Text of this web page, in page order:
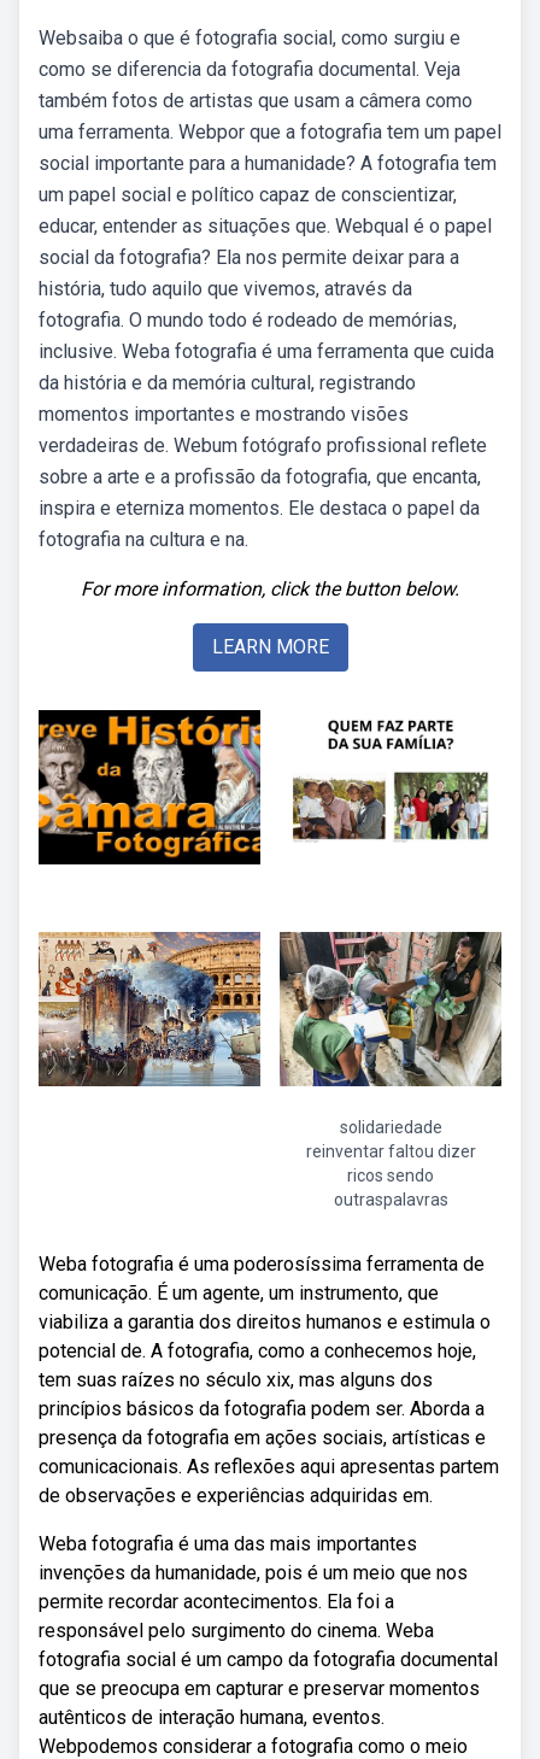
Websaiba o que é fotografia social, como surgiu e
como se diferencia da fotografia documental. Veja
também fotos de artistas que usam a câmera como
uma ferramenta. Webpor que a fotografia tem um papel
social importante para a humanidade? A fotografia tem
um papel social e político capaz de conscientizar,
educar, entender as situações que. Webqual é o papel
social da fotografia? Ela nos permite deixar para a
história, tudo aquilo que vivemos, através da
fotografia. O mundo todo é rodeado de memórias,
inclusive. Weba fotografia é uma ferramenta que cuida
da história e da memória cultural, registrando
momentos importantes e mostrando visões
verdadeiras de. Webum fotógrafo profissional reflete
sobre a arte e a profissão da fotografia, que encanta,
inspira e eterniza momentos. Ele destaca o papel da
fotografia na cultura e na.
For more information, click the button below.
LEARN MORE
solidariedade
reinventar faltou dizer
ricos sendo
outraspalavras
Weba fotografia é uma poderosíssima ferramenta de
comunicação. É um agente, um instrumento, que
viabiliza a garantia dos direitos humanos e estimula o
potencial de. A fotografia, como a conhecemos hoje,
tem suas raízes no século xix, mas alguns dos
princípios básicos da fotografia podem ser. Aborda a
presença da fotografia em ações sociais, artísticas e
comunicacionais. As reflexões aqui apresentas partem
de observações e experiências adquiridas em.
Weba fotografia é uma das mais importantes
invenções da humanidade, pois é um meio que nos
permite recordar acontecimentos. Ela foi a
responsável pelo surgimento do cinema. Weba
fotografia social é um campo da fotografia documental
que se preocupa em capturar e preservar momentos
autênticos de interação humana, eventos.
Webpodemos considerar a fotografia como o meio